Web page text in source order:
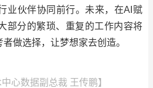
业伙伴协同前行。未来，在AI赋
部分的繁琐、重复的工作内容将
做选择，让梦想家去创造。
心数据副总裁 王传鹏】